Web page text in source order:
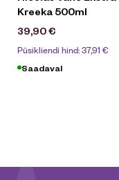
Kreeka 500ml
39,90€
Püsikliendi hind:37,91 €
Saadaval